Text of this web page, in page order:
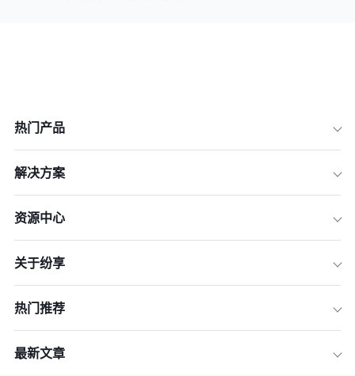
热门产品
解决方案
资源中心
关于纷享
热门推荐
最新文章